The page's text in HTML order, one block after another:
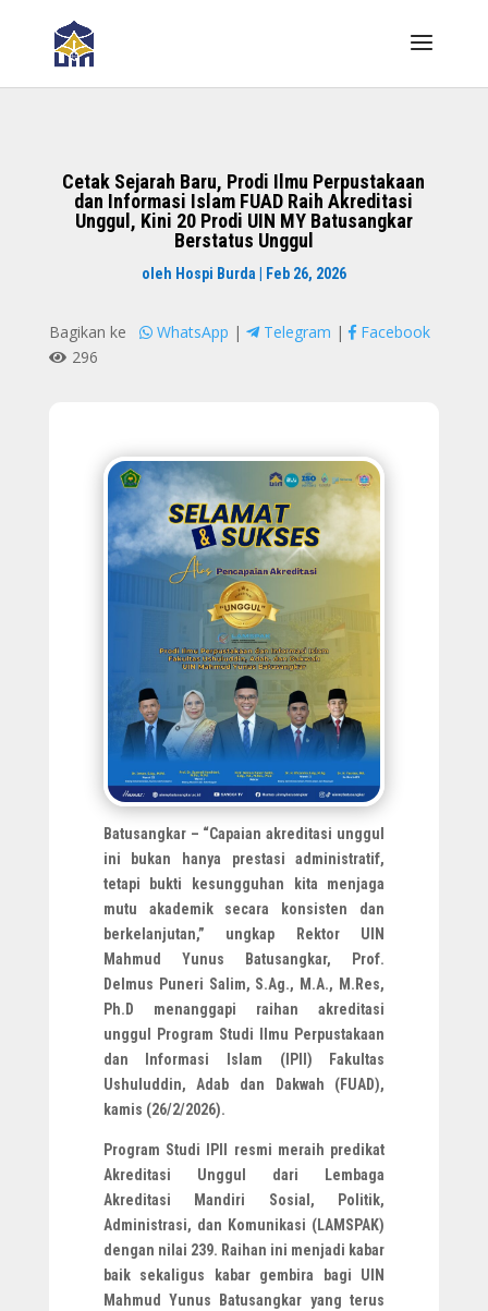
Cetak Sejarah Baru, Prodi Ilmu Perpustakaan
dan Informasi Islam FUAD Raih Akreditasi
Unggul, Kini 20 Prodi UIN MY Batusangkar
Berstatus Unggul
oleh Hospi Burda Feb 26, 2026
Bagikan ke WhatsApp | Telegram |
Facebook
296
Batusangkar – “Capaian akreditasi unggul
ini bukan hanya prestasi administratif,
tetapi bukti kesungguhan kita menjaga
mutu akademik secara konsisten dan
berkelanjutan,” ungkap Rektor UIN
Mahmud Yunus Batusangkar, Prof.
Delmus Puneri Salim, S.Ag., M.A., M.Res,
Ph.D menanggapi raihan akreditasi
unggul Program Studi Ilmu Perpustakaan
dan Informasi Islam (IPII) Fakultas
Ushuluddin, Adab dan Dakwah (FUAD),
kamis (26/2/2026).
Program Studi IPII resmi meraih predikat
Akreditasi Unggul dari Lembaga
Akreditasi Mandiri Sosial, Politik,
Administrasi, dan Komunikasi (LAMSPAK)
dengan nilai 239. Raihan ini menjadi kabar
baik sekaligus kabar gembira bagi UIN
Mahmud Yunus Batusangkar yang terus